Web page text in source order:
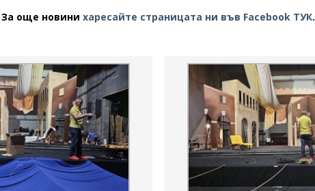
За още новинихаресайте страницата ни във Facebook ТУК.